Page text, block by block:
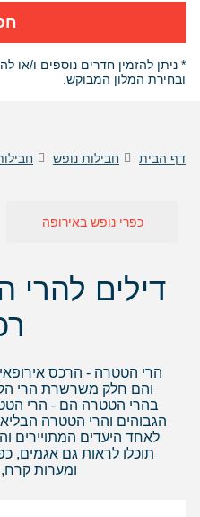
* ניתן להזמין חדרים נוספים ו/או
ובחירת המלון המבוקש.
דף הבית חבילות נופש
כפרי נופש באירופה
דילים להרי
הרי הטטרה - הרכס אירופאי
והם חלק משרשרת הרי
בהרי הטטרה הם - הרי
הגבוהים והרי הטטרה
לאחד היעדים המתויירים
תוכלו לראות גם אגמים,
ומערות קרח,